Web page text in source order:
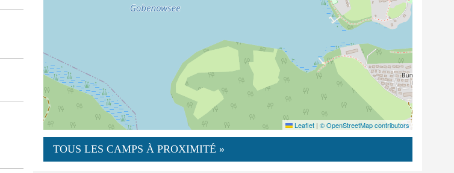
Leaflet | © OpenStreetMap contributors
TOUS LES CAMPS À PROXIMITÉ »